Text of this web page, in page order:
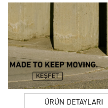
ÜRÜN DETAYLARI